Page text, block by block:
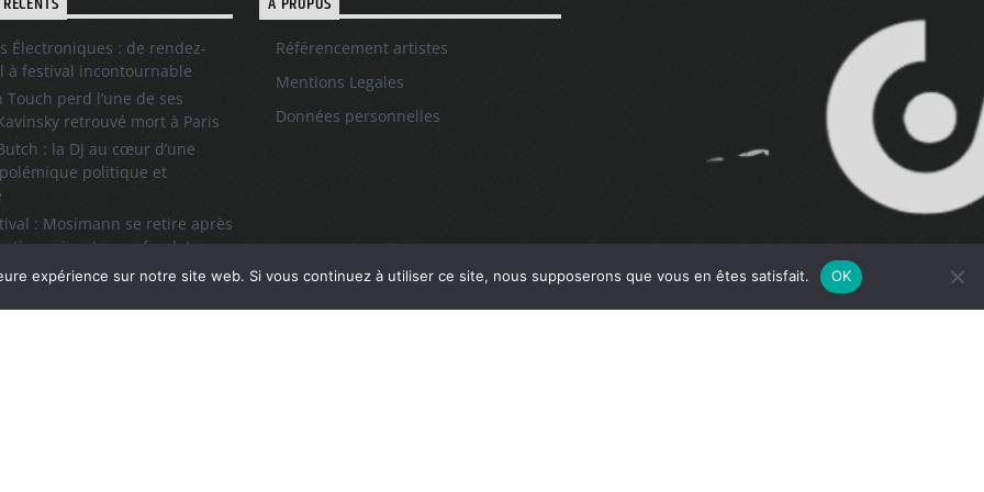
Électroniques : de rendez-
à festival incontournable
Touch perd l’une de ses
retrouvé mort à Paris
: la DJ au cœur d’une
politique et
: Mosimann se retire après
visant un cofondateur
l’icône du hip-hop et de la
Référencement artistes
Mentions Legales
Données personnelles
expérience sur notre site web. Si vous continuez à utiliser ce site, nous supposerons que vous en êtes satisfait. OK